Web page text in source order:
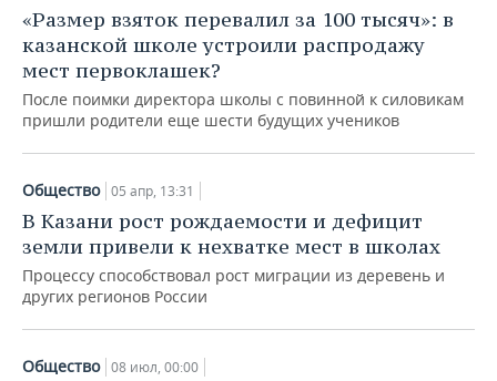
«Размер взяток перевалил за 100 тысяч»: в
казанской школе устроили распродажу
мест первоклашек?
После поимки директора школы с повинной к силовикам
пришли родители еще шести будущих учеников
Общество 05 апр, 13:31
В Казани рост рождаемости и дефицит
земли привели к нехватке мест в школах
Процессу способствовал рост миграции из деревень и
других регионов России
Общество 08 июл, 00:00